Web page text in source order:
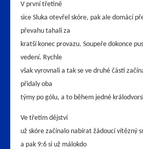
V první třetině
sice Sluka otevřel skóre, pak ale domácí
převahu tahali za
kratší konec provazu. Soupeře dokonce
vedení. Rychle
však vyrovnali a tak se ve druhé části
přidaly oba
týmy po gólu, a to během jedné
Ve třetím dějství
už skóre začínalo nabírat žádoucí vítězný
a pak 9:6 si už málokdo